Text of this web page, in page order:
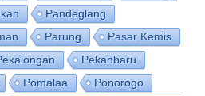
Pandeglang
Parung
Pasar Kemis
Pekanbaru
Pomalaa
Ponorogo